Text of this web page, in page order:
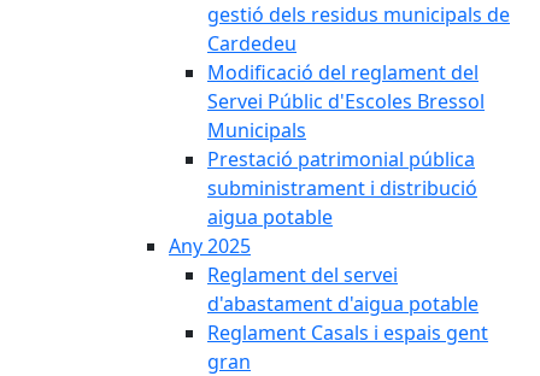
gestió dels residus municipals de
Cardedeu
Modificació del reglament del
Servei Públic d'Escoles Bressol
Municipals
Prestació patrimonial pública
subministrament i distribució
aigua potable
Any 2025
Reglament del servei
d'abastament d'aigua potable
Reglament Casals i espais gent
gran